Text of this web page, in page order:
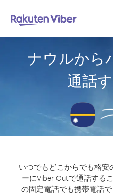
ナウルから
通話
いつでもどこからでも格安
ーにViber Outで通話する
の固定電話でも携帯電話